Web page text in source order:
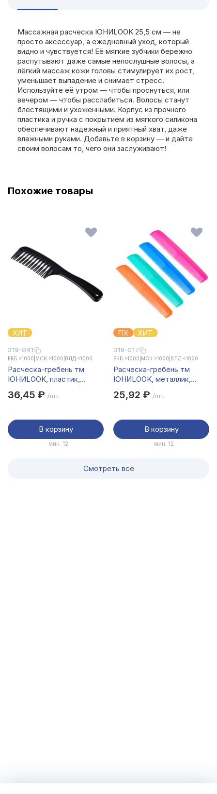
Массажная расческа ЮНИLOOK 25,5 см — не
просто аксессуар, а ежедневный уход, который
видно и чувствуется! Её мягкие зубчики бережно
распутывают даже самые непослушные волосы, а
лёгкий массаж кожи головы стимулирует их рост,
уменьшает выпадение и снимает стресс.
Используйте её утром — чтобы проснуться, или
вечером — чтобы расслабиться. Волосы станут
блестящими и ухоженными. Корпус из прочного
пластика и ручка с покрытием из мягкого силикона
обеспечивают надежный и приятный хват, даже
влажными руками. Добавьте в корзину — и дайте
своим волосам то, чего они заслуживают!
Похожие товары
ХИТ
319-041
ЕКБ >1000 МСК >1000 ВЛД <1000
Расческа-гребень тм
ЮНИLOOK, пластик,
36,45 ₽ /шт.
В корзину
мин. 12
FIX ХИТ
319-017
ЕКБ >1000 МСК >1000 ВЛД <1000
Расческа-гребень тм
ЮНИLOOK, металлик,
цветов
25,92 ₽ /шт.
В корзину
мин. 12
Смотреть все